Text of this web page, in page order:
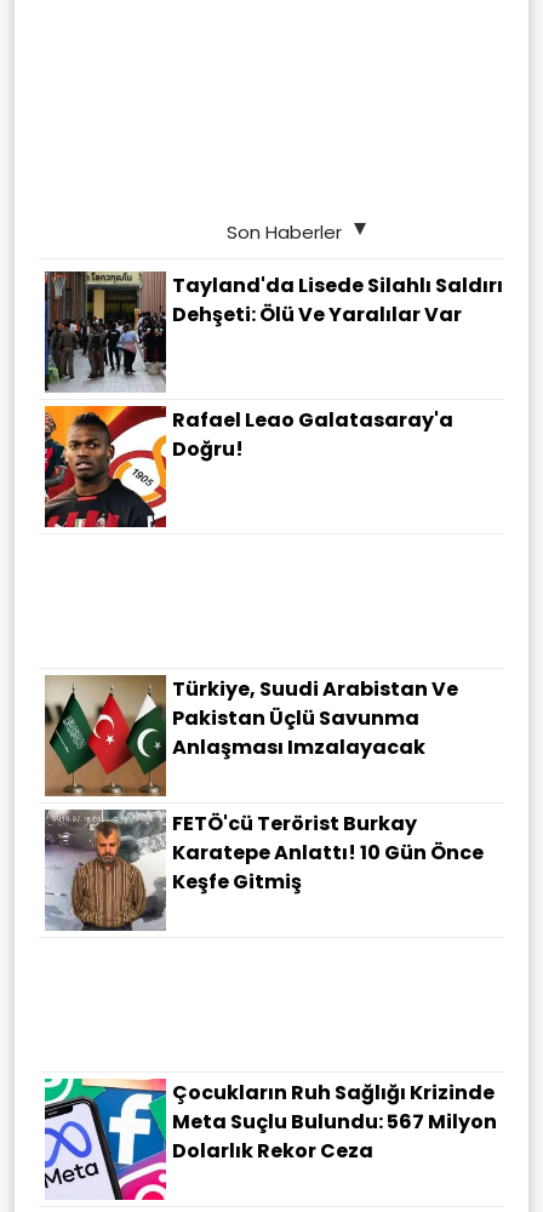
Son Haberler
Tayland'da Lisede Silahlı Saldırı
Dehşeti: Ölü Ve Yaralılar Var
Rafael Leao Galatasaray'a
Doğru!
Türkiye, Suudi Arabistan Ve
Pakistan Üçlü Savunma
Anlaşması Imzalayacak
FETÖ'cü Terörist Burkay
Karatepe Anlattı! 10 Gün Önce
Keşfe Gitmiş
Çocukların Ruh Sağlığı Krizinde
Meta Suçlu Bulundu: 567 Milyon
Dolarlık Rekor Ceza